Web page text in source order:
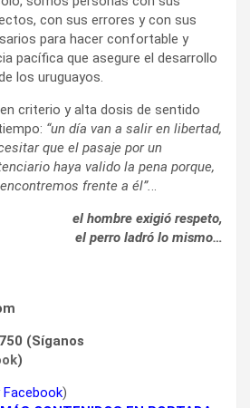
con sus errores y con sus
para hacer confortable y
pacífica que asegure el desarrollo
los uruguayos.
criterio y alta dosis de sentido
“un día van a salir en libertad,
que el pasaje por un
haya valido la pena porque,
frente a él”...
el hombre exigió respeto,
el perro ladró lo mismo…
(Síganos
)
Facebook)